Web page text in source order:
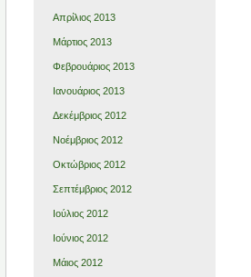
Απρίλιος 2013
Μάρτιος 2013
Φεβρουάριος 2013
Ιανουάριος 2013
Δεκέμβριος 2012
Νοέμβριος 2012
Οκτώβριος 2012
Σεπτέμβριος 2012
Ιούλιος 2012
Ιούνιος 2012
Μάιος 2012